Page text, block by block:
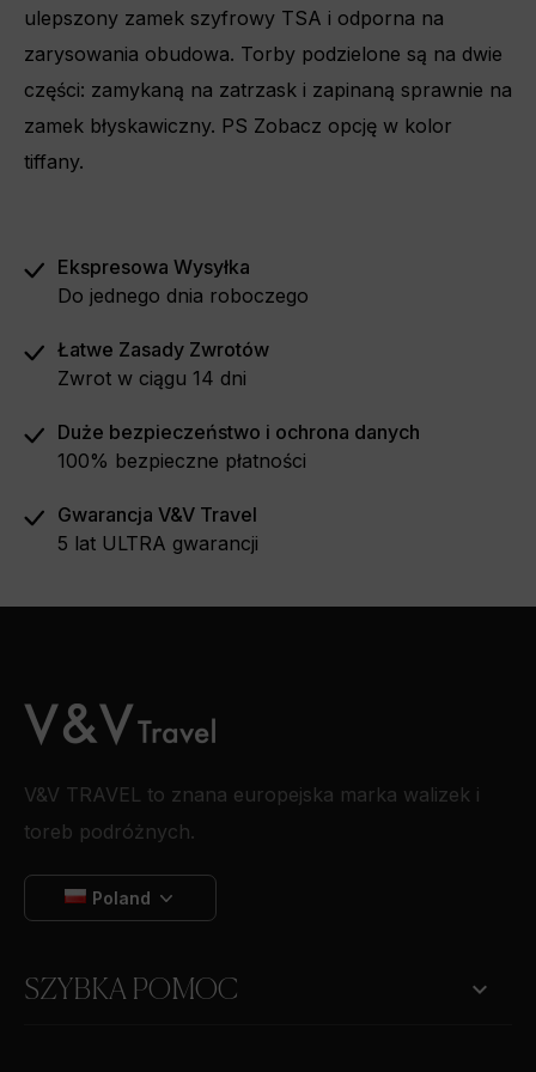
ulepszony zamek szyfrowy TSA i odporna na
zarysowania obudowa. Torby podzielone są na dwie
części: zamykaną na zatrzask i zapinaną sprawnie na
zamek błyskawiczny. PS Zobacz opcję w kolor
tiffany.
Ekspresowa Wysyłka
Do jednego dnia roboczego
Łatwe Zasady Zwrotów
Zwrot w ciągu 14 dni
Duże bezpieczeństwo i ochrona danych
100% bezpieczne płatności
Gwarancja V&V Travel
5 lat ULTRA gwarancji
V&V TRAVEL to znana europejska marka walizek i
toreb podróżnych.
Poland
SZYBKA POMOC 